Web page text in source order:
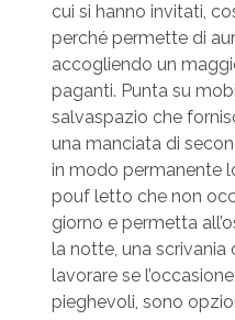
cui si hanno invitati,
perché permette di
accogliendo un
paganti. Punta su
salvaspazio che
una manciata di
in modo permanente
pouf letto che non
giorno e permetta
la notte, una scrivania
lavorare se
pieghevoli, sono